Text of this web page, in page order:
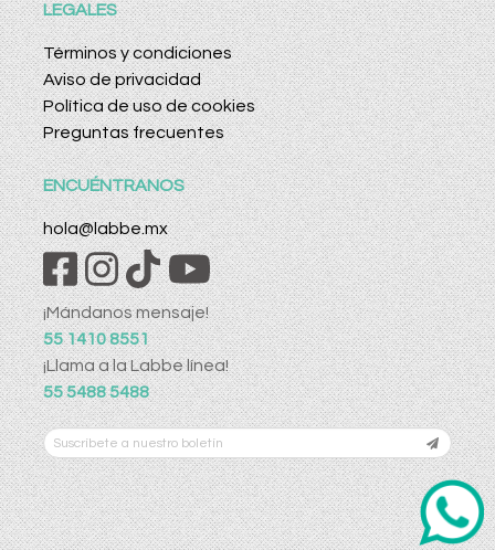
LEGALES
Términos y condiciones
Aviso de privacidad
Política de uso de cookies
Preguntas frecuentes
ENCUÉNTRANOS
hola@labbe.mx
¡Mándanos mensaje!
55 1410 8551
¡Llama a la Labbe línea!
55 5488 5488